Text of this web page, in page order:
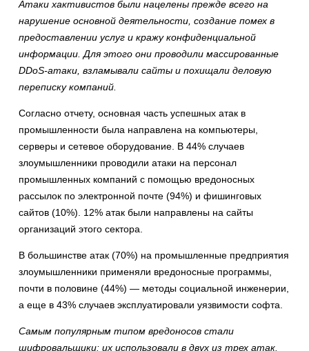
Атаки хактивистов были нацелены прежде всего на
нарушение основной деятельности, создание помех в
предоставлении услуг и кражу конфиденциальной
информации. Для этого они проводили массированные
DDoS-атаки, взламывали сайты и похищали деловую
переписку компаний.
Согласно отчету, основная часть успешных атак в
промышленности была направлена на компьютеры,
серверы и сетевое оборудование. В 44% случаев
злоумышленники проводили атаки на персонал
промышленных компаний с помощью вредоносных
рассылок по электронной почте (94%) и фишинговых
сайтов (10%). 12% атак были направлены на сайты
организаций этого сектора.
В большинстве атак (70%) на промышленные предприятия
злоумышленники применяли вредоносные программы,
почти в половине (44%) — методы социальной инженерии,
а еще в 43% случаев эксплуатировали уязвимости софта.
Самым популярным типом вредоносов стали
шифровальщики: их использовали в двух из трех атак.